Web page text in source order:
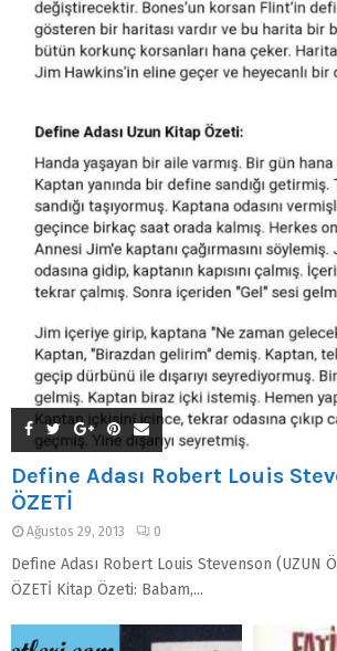
Define Adası Robert Louis
ÖZETİ
Ağustos 29, 2013 0
Define Adası Robert Louis Stevenson (UZUN
ÖZETİ Kitap Özeti: Babam,...